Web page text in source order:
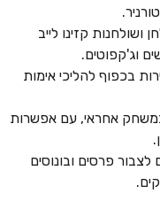
קזינו לייב
וג'קפוטים.
בכפוף להליכי אימות
אחראי, עם אפשרות
פרסים ובונוסים